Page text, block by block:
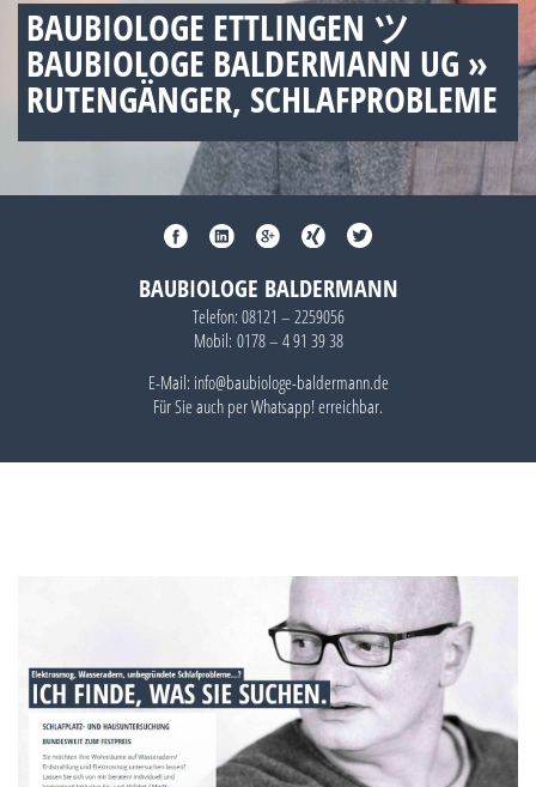
BAUBIOLOGE ETTLINGEN ツ
BAUBIOLOGE BALDERMANN UG »
RUTENGÄNGER, SCHLAFPROBLEME
BAUBIOLOGE BALDERMANN
Telefon: 08121 – 2259056
Mobil: 0178 – 4 91 39 38
E-Mail: info@baubiologe-baldermann.de
Für Sie auch perWhatsapp!erreichbar.